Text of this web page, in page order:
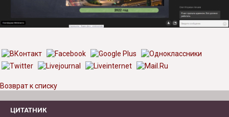
Возврат к списку
ЦИТАТНИК